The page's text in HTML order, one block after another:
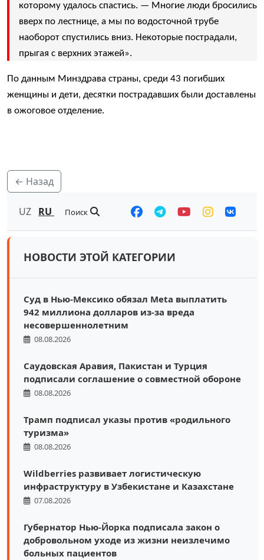
которому удалось спастись. — Многие люди бросились
вверх по лестнице, а мы по водосточной трубе
наоборот спустились вниз. Некоторые пострадали,
прыгая с верхних этажей».
По данным Минздрава страны, среди 43 погибших
женщины и дети, десятки пострадавших были доставлены
в ожоговое отделение.
← Назад
UZ RU Поиск
НОВОСТИ ЭТОЙ КАТЕГОРИИ
Суд в Нью-Мексико обязал Meta выплатить
942 миллиона долларов из-за вреда
несовершеннолетним
08.08.2026
Саудовская Аравия, Пакистан и Турция
подписали соглашение о совместной обороне
08.08.2026
Трамп подписал указы против «родильного
туризма»
08.08.2026
Wildberries развивает логистическую
инфраструктуру в Узбекистане и Казахстане
07.08.2026
Губернатор Нью-Йорка подписала закон о
добровольном уходе из жизни неизлечимо
больных пациентов